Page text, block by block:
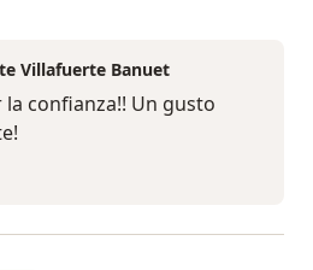
Villafuerte Banuet
confianza!! Un gusto